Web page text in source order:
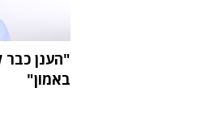
"הענן
באמון"